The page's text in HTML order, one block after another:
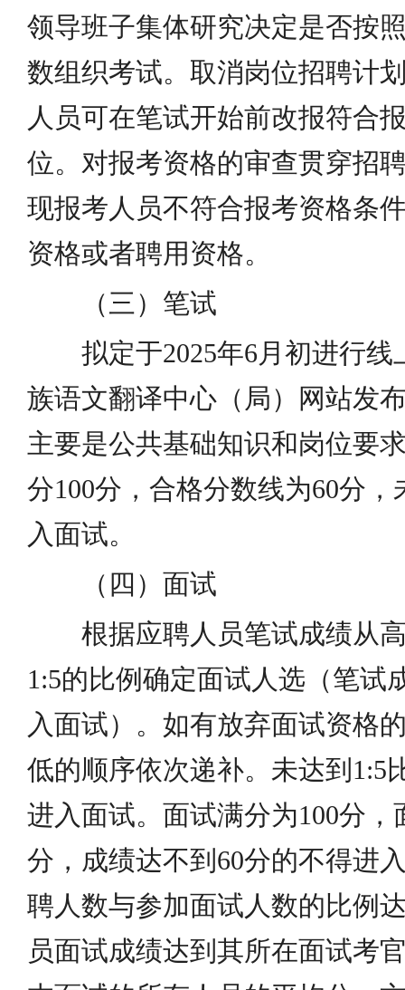
领导班子集体研究决定是否按
数组织考试。取消岗位招聘计
人员可在笔试开始前改报符合
位。对报考资格的审查贯穿招
现报考人员不符合报考资格条
资格或者聘用资格。
（三）笔试
拟定于2025年6月初进行
族语文翻译中心（局）网站发
主要是公共基础知识和岗位要
分100分，合格分数线为60分
入面试。
（四）面试
根据应聘人员笔试成绩从
1:5的比例确定面试人选（笔试
入面试）。如有放弃面试资格
低的顺序依次递补。未达到1:5
进入面试。面试满分为100分，
分，成绩达不到60分的不得进
聘人数与参加面试人数的比例
员面试成绩达到其所在面试考